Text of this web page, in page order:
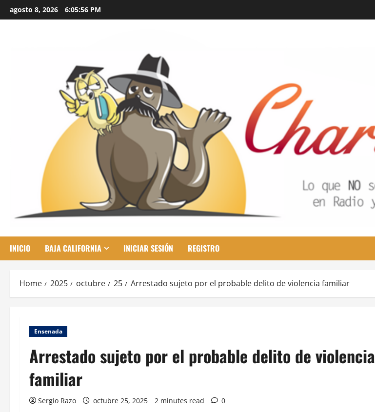
to
agosto 8, 2026 6:05:58 PM
INICIO BAJA CALIFORNIA INICIAR SESIÓN REGISTRO
Home 2025 octubre 25 Arrestado sujeto por el probable delito de violencia familiar
Ensenada
Arrestado sujeto por el probable delito de violencia
familiar
Sergio Razo octubre 25, 2025 2 minutes read 0